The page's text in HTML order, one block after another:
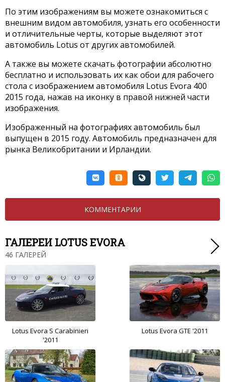
По этим изображениям вы можете ознакомиться с
внешним видом автомобиля, узнать его особенности
и отличительные черты, которые выделяют этот
автомобиль Lotus от других автомобилей.
А также вы можете скачать фотографии абсолютно
бесплатно и использовать их как обои для рабочего
стола с изображением автомобиля Lotus Evora 400
2015 года, нажав на иконку в правой нижней части
изображения.
Изображенный на фотографиях автомобиль был
выпущен в 2015 году. Автомобиль предназначен для
рынка Великобритании и Ирландии.
КОММЕНТАРИИ
ГАЛЕРЕИ LOTUS EVORA
46 ГАЛЕРЕЙ
Lotus Evora S Carabinieri
'2011
Lotus Evora GTE '2011